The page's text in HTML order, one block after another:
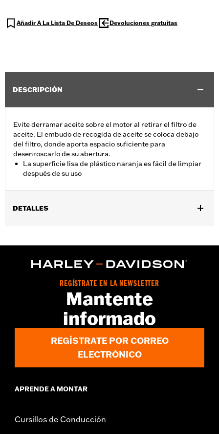
Añadir A La Lista De Deseos Devoluciones gratuitas
DESCRIPCIÓN
Evite derramar aceite sobre el motor al retirar el filtro de
aceite. El embudo de recogida de aceite se coloca debajo
del filtro, donde aporta espacio suficiente para
desenroscarlo de su abertura.
La superficie lisa de plástico naranja es fácil de limpiar
después de su uso
DETALLES
Se vende por unidades:Cada una
manguera de gomaREGÍSTRATE EN LA NEWSLETTER
Mantente
informado
REGÍSTRATE POR CORREO
ELECTRÓNICO
APRENDE A MONTAR
Cursillos de Conducción